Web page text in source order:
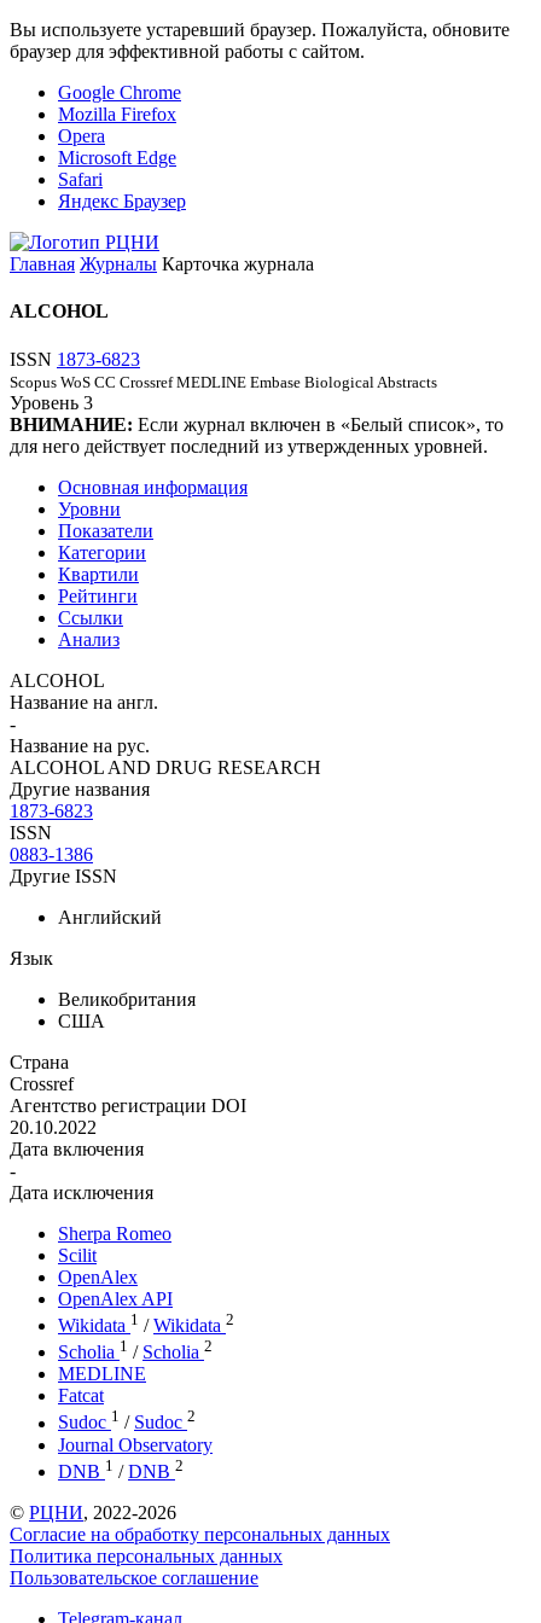
Вы используете устаревший браузер. Пожалуйста, обновите
браузер для эффективной работы с сайтом.
Google Chrome
Mozilla Firefox
Opera
Microsoft Edge
Safari
Яндекс Браузер
Главная Журналы Карточка журнала
ALCOHOL
ISSN 1873-6823
Scopus WoS CC Crossref MEDLINE Embase Biological Abstracts
Уровень 3
ВНИМАНИЕ: Если журнал включен в «Белый список», то
для него действует последний из утвержденных уровней.
Основная информация
Уровни
Показатели
Категории
Квартили
Рейтинги
Ссылки
Анализ
ALCOHOL
Название на англ.
-
Название на рус.
ALCOHOL AND DRUG RESEARCH
Другие названия
1873-6823
ISSN
0883-1386
Другие ISSN
Английский
Язык
Великобритания
США
Страна
Crossref
Агентство регистрации DOI
20.10.2022
Дата включения
-
Дата исключения
Sherpa Romeo
Scilit
OpenAlex
OpenAlex API
Wikidata 1 / Wikidata 2
Scholia 1 / Scholia 2
MEDLINE
Fatcat
Sudoc 1 / Sudoc 2
Journal Observatory
DNB 1 / DNB 2
© РЦНИ, 2022-2026
Согласие на обработку персональных данных
Политика персональных данных
Пользовательское соглашение
Telegram-канал